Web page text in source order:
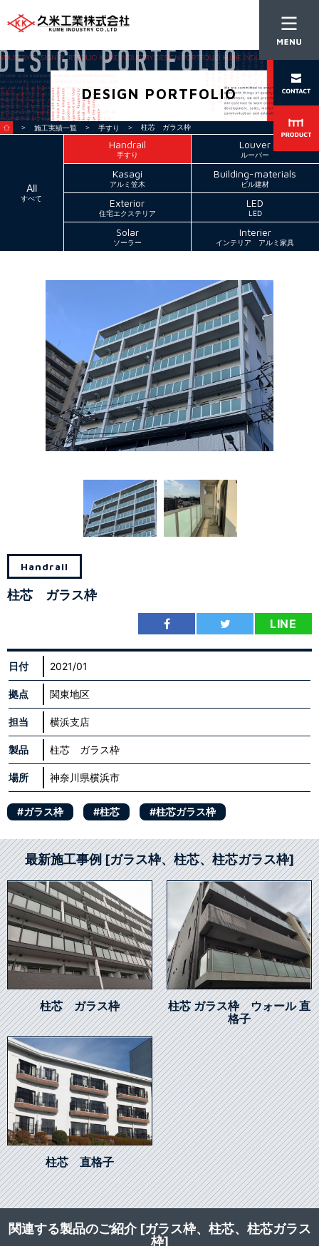
DESIGN PORTFOLIO
＞ 施工実績一覧 ＞ 手すり ＞ 柱芯 ガラス枠
All
すべて
Handrail
手すり
Louver
ルーバー
Kasagi
アルミ笠木
Building-materials
ビル建材
Exterior
住宅エクステリア
LED
LED
Solar
ソーラー
Interier
インテリア アルミ家具
Handrail
柱芯 ガラス枠
LINE
日付 2021/01
拠点 関東地区
担当 横浜支店
製品 柱芯 ガラス枠
場所 神奈川県横浜市
#ガラス枠 #柱芯 #柱芯ガラス枠
最新施工事例 [ガラス枠、柱芯、柱芯ガラス枠]
柱芯 ガラス枠
柱芯 ガラス枠 ウォール 直
格子
柱芯 直格子
関連する製品のご紹介 [ガラス枠、柱芯、柱芯ガラス
枠]